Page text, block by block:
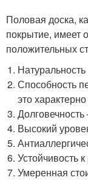
Половая доска,
покрытие, имеет
положительных
Натуральность
Способность
это
Высокий
Устойчивость
Умеренная